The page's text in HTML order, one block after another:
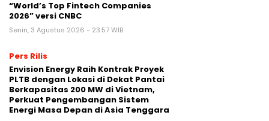
“World’s Top Fintech Companies
2026” versi CNBC
Senin, 3 Agustus 2026 - 23:57 WIB
Pers Rilis
Envision Energy Raih Kontrak Proyek
PLTB dengan Lokasi di Dekat Pantai
Berkapasitas 200 MW di Vietnam,
Perkuat Pengembangan Sistem
Energi Masa Depan di Asia Tenggara